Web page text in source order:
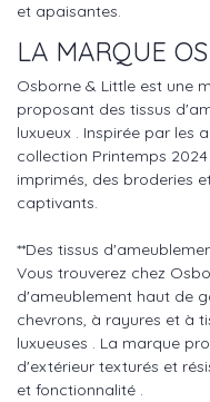
et apaisantes.
LA MARQUE
Osborne & Little est une
proposant des tissus
luxueux . Inspirée par les
collection Printemps
imprimés, des broderies
captivants.
**Des tissus
Vous trouverez chez
d'ameublement haut de
chevrons, à rayures et à
luxueuses . La marque
d'extérieur texturés et
et fonctionnalité .